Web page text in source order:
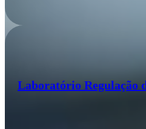
Laboratório Regulação